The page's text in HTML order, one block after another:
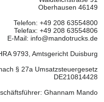
46149 Oberhausen
Telefon: +49 208 63554800
Telefax: +49 208 63554806
E-Mail: info@mandotrucks.de
9793, Amtsgericht Duisburg
§ 27a Umsatzsteuergesetz:
DE210814428
Ghannam Mando